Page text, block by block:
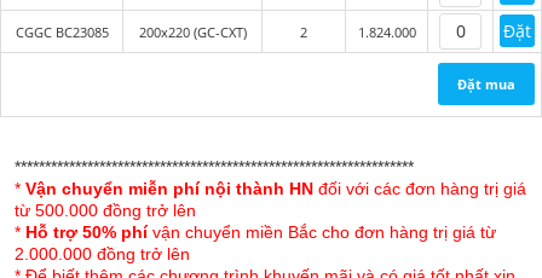
Đặc điểm của chănga gối Sông Hồng Basic
cotton BC23085
Chăn ga gối Sông Hồng Basic cotton là một trong
những mẫu sản phẩm thuộc bộ sưu tập Chăn ga
gối Sông Hồng Basic mới nhất 2023.
CGGC BC23085 200x220 (GC-CXT) 2 1.824.000 Đặt
Đặt mua
******************************************************************
* Vận chuyển miễn phí nội thành HN đối với các đơn hàng trị giá
từ 500.000 đồng trở lên
* Hỗ trợ 50% phívận chuyển miền Bắc cho đơn hàng trị giá từ
2.000.000 đồng trở lên